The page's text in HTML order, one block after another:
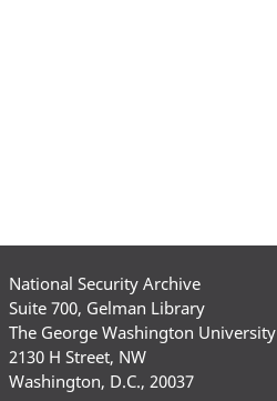
National Security Archive
Suite 700, Gelman Library
The George Washington University
2130 H Street, NW
Washington, D.C., 20037